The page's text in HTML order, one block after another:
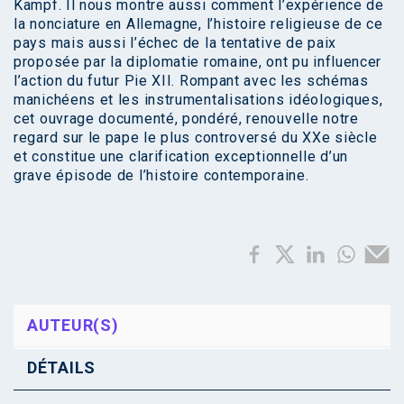
Kampf. Il nous montre aussi comment l’expérience de
la nonciature en Allemagne, l’histoire religieuse de ce
pays mais aussi l’échec de la tentative de paix
proposée par la diplomatie romaine, ont pu influencer
l’action du futur Pie XII. Rompant avec les schémas
manichéens et les instrumentalisations idéologiques,
cet ouvrage documenté, pondéré, renouvelle notre
regard sur le pape le plus controversé du XXe siècle
et constitue une clarification exceptionnelle d’un
grave épisode de l’histoire contemporaine.
AUTEUR(S)
DÉTAILS